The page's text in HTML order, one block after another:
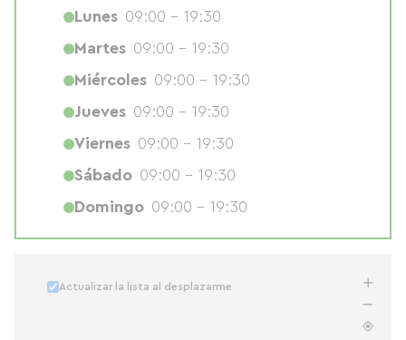
Actualizar la lista al desplazarme
Lunes 09:00 - 19:30
Martes 09:00 - 19:30
Miércoles 09:00 - 19:30
Jueves 09:00 - 19:30
Viernes 09:00 - 19:30
Sábado 09:00 - 19:30
Domingo 09:00 - 19:30